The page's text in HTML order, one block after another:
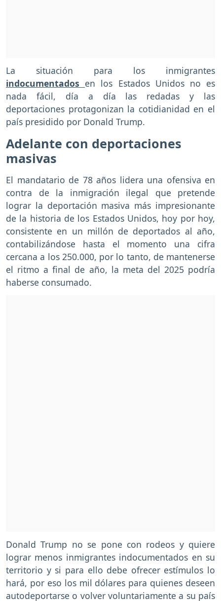
La situación para los inmigrantes
indocumentados en los Estados Unidos no es
nada fácil, día a día las redadas y las
deportaciones protagonizan la cotidianidad en el
país presidido por Donald Trump.
Adelante con deportaciones
masivas
El mandatario de 78 años lidera una ofensiva en
contra de la inmigración ilegal que pretende
lograr la deportación masiva más impresionante
de la historia de los Estados Unidos, hoy por hoy,
consistente en un millón de deportados al año,
contabilizándose hasta el momento una cifra
cercana a los 250.000, por lo tanto, de mantenerse
el ritmo a final de año, la meta del 2025 podría
haberse consumado.
Donald Trump no se pone con rodeos y quiere
lograr menos inmigrantes indocumentados en su
territorio y si para ello debe ofrecer estímulos lo
hará, por eso los mil dólares para quienes deseen
autodeportarse o volver voluntariamente a su país